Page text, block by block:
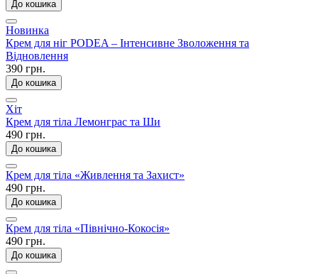
До кошика
Новинка
Крем для ніг PODEA – Інтенсивне Зволоження та
Відновлення
390 грн.
До кошика
Хіт
Крем для тіла Лемонграс та Ши
490 грн.
До кошика
Крем для тіла «Живлення та Захист»
490 грн.
До кошика
Крем для тіла «Північно-Кокосія»
490 грн.
До кошика